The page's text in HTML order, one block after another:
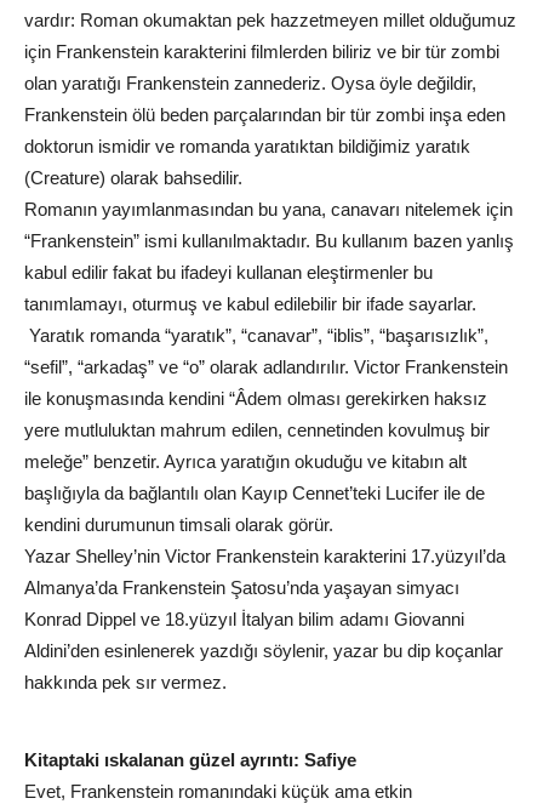
vardır: Roman okumaktan pek hazzetmeyen millet olduğumuz
için Frankenstein karakterini filmlerden biliriz ve bir tür zombi
olan yaratığı Frankenstein zannederiz. Oysa öyle değildir,
Frankenstein ölü beden parçalarından bir tür zombi inşa eden
doktorun ismidir ve romanda yaratıktan bildiğimiz yaratık
(Creature) olarak bahsedilir.
Romanın yayımlanmasından bu yana, canavarı nitelemek için
“Frankenstein” ismi kullanılmaktadır. Bu kullanım bazen yanlış
kabul edilir fakat bu ifadeyi kullanan eleştirmenler bu
tanımlamayı, oturmuş ve kabul edilebilir bir ifade sayarlar.
Yaratık romanda “yaratık”, “canavar”, “iblis”, “başarısızlık”,
“sefil”, “arkadaş” ve “o” olarak adlandırılır. Victor Frankenstein
ile konuşmasında kendini “Âdem olması gerekirken haksız
yere mutluluktan mahrum edilen, cennetinden kovulmuş bir
meleğe” benzetir. Ayrıca yaratığın okuduğu ve kitabın alt
başlığıyla da bağlantılı olan Kayıp Cennet’teki Lucifer ile de
kendini durumunun timsali olarak görür.
Yazar Shelley’nin Victor Frankenstein karakterini 17.yüzyıl’da
Almanya’da Frankenstein Şatosu’nda yaşayan simyacı
Konrad Dippel ve 18.yüzyıl İtalyan bilim adamı Giovanni
Aldini’den esinlenerek yazdığı söylenir, yazar bu dip koçanlar
hakkında pek sır vermez.
Kitaptaki ıskalanan güzel ayrıntı: Safiye
Evet, Frankenstein romanındaki küçük ama etkin